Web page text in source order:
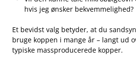
hvis jeg ønsker bekvemmelighed?
Et bevidst valg betyder, at du
bruge koppen i mange år – langt ud
typiske massproducerede kopper.